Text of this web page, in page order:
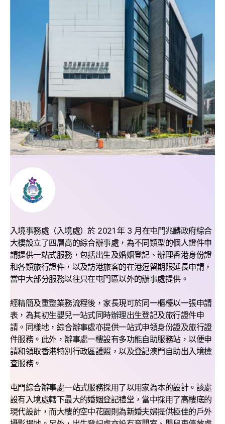
入境事務處（入境處）於 2021 年 3 月在屯門兆麟政府綜合
大樓設立了四層高的綜合辦事處，為不同類型的個人證件申
請提供一站式服務，包括出生及婚姻登記、辦理香港身份證
和各類旅行證件，以及訪港旅客的在港逗留期限延長申請，
當中大部分服務以往只在屯門區以外的辦事處提供。
經精簡及重整業務流程後，家長現可於同一櫃檯以一張申請
表，為其初生嬰兒一站式同時辦理出生登記及旅行證件申
請。同樣地，綜合辦事處亦提供一站式申領身份證及旅行證
件服務。此外，辦事處一樓設有多功能自助服務站，以便申
請和領取香港特別行政區護照，以及登記澳門自助出入境檢
查服務。
屯門綜合辦事處一站式服務採用了以用家為本的設計。該處
設有入境處轄下最大的婚姻登記禮堂，當中採用了高樓底的
現代設計，而大樓的空中花園則為新婚夫婦提供極佳的戶外